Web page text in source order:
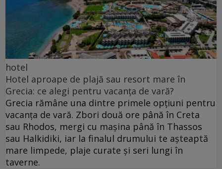
hotel
Hotel aproape de plajă sau resort mare în
Grecia: ce alegi pentru vacanța de vară?
Grecia rămâne una dintre primele opțiuni pentru
vacanța de vară. Zbori două ore până în Creta
sau Rhodos, mergi cu mașina până în Thassos
sau Halkidiki, iar la finalul drumului te așteaptă
mare limpede, plaje curate și seri lungi în
taverne.